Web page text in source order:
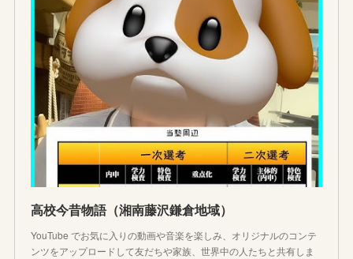
高校今昔物語（湘南藤沢鎌倉地域）
YouTube でお気に入りの動画や音楽を楽しみ、オリジナルのコンテ
ンツをアップロードして友だちや家族、世界中の人たちと共有しま